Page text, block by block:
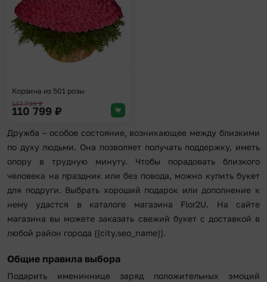
Корзина из 501 розы
147 799₽
110 799 ₽
Дружба – особое состояние, возникающее между близкими
по духу людьми. Она позволяет получать поддержку, иметь
опору в трудную минуту. Чтобы порадовать близкого
человека на праздник или без повода, можно купить букет
для подруги. Выбрать хороший подарок или дополнение к
нему удастся в каталоге магазина Flor2U. На сайте
магазина вы можете заказать свежий букет с доставкой в
любой район города {{city.seo_name}}.
Общие правила выбора
Подарить имениннице заряд положительных эмоций